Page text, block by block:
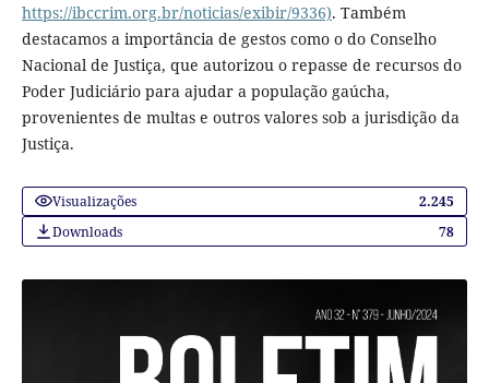
https://ibccrim.org.br/noticias/exibir/9336). Também
destacamos a importância de gestos como o do Conselho
Nacional de Justiça, que autorizou o repasse de recursos do
Poder Judiciário para ajudar a população gaúcha,
provenientes de multas e outros valores sob a jurisdição da
Justiça.
Visualizações
2.245
Downloads
78